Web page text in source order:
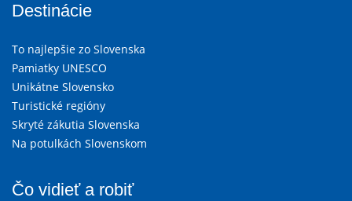
Destinácie
To najlepšie zo Slovenska
Pamiatky UNESCO
Unikátne Slovensko
Turistické regióny
Skryté zákutia Slovenska
Na potulkách Slovenskom
Čo vidieť a robiť